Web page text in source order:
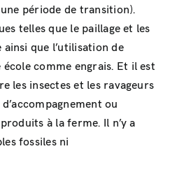
période de transition).
telles que le paillage et les
que l’utilisation de
comme engrais. Et il est
les insectes et les ravageurs
ou
à la ferme. Il n’y a
fossiles ni